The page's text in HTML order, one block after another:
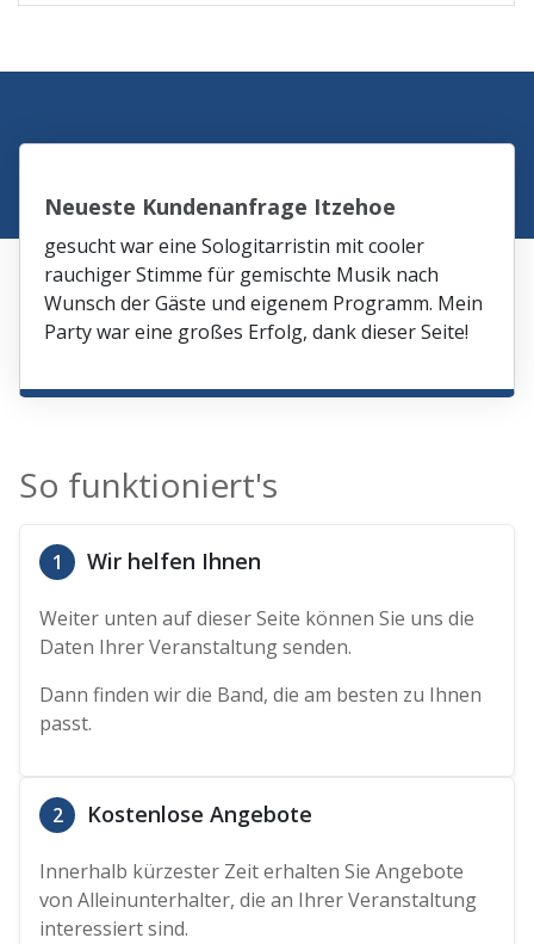
Neueste Kundenanfrage Itzehoe
gesucht war eine Sologitarristin mit cooler
rauchiger Stimme für gemischte Musik nach
Wunsch der Gäste und eigenem Programm. Mein
Party war eine großes Erfolg, dank dieser Seite!
So funktioniert's
1 Wir helfen Ihnen
Weiter unten auf dieser Seite können Sie uns die
Daten Ihrer Veranstaltung senden.
Dann finden wir die Band, die am besten zu Ihnen
passt.
2 Kostenlose Angebote
Innerhalb kürzester Zeit erhalten Sie Angebote
von Alleinunterhalter, die an Ihrer Veranstaltung
interessiert sind.